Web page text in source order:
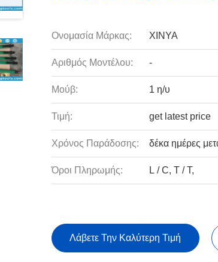
Ονομασία Μάρκας: XINYA
Αριθμός Μοντέλου: -
Μούβ: 1 η/υ
Τιμή: get latest price
Χρόνος Παράδοσης: δέκα ημέρες
Όροι Πληρωμής: L / C, T / T,
Λάβετε Την Καλύτερη Τιμή